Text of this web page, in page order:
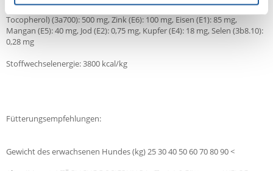
Vitamin A (E672): 24 000 IU, Vitamin D3 (E671): 1 600 IU, Vitamin E (?-
Tocopherol) (3a700): 500 mg, Zink (E6): 100 mg, Eisen (E1): 85 mg,
Mangan (E5): 40 mg, Jod (E2): 0,75 mg, Kupfer (E4): 18 mg, Selen (3b8.10):
0,28 mg
Stoffwechselenergie: 3800 kcal/kg
Fütterungsempfehlungen:
Gewicht des erwachsenen Hundes (kg) 25 30 40 50 60 70 80 90 <